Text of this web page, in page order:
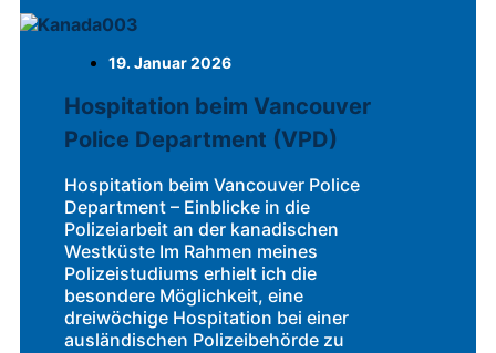
19. Januar 2026
Hospitation beim Vancouver
Police Department (VPD)
Hospitation beim Vancouver Police
Department – Einblicke in die
Polizeiarbeit an der kanadischen
Westküste Im Rahmen meines
Polizeistudiums erhielt ich die
besondere Möglichkeit, eine
dreiwöchige Hospitation bei einer
ausländischen Polizeibehörde zu